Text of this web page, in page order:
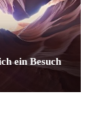
ein Besuch